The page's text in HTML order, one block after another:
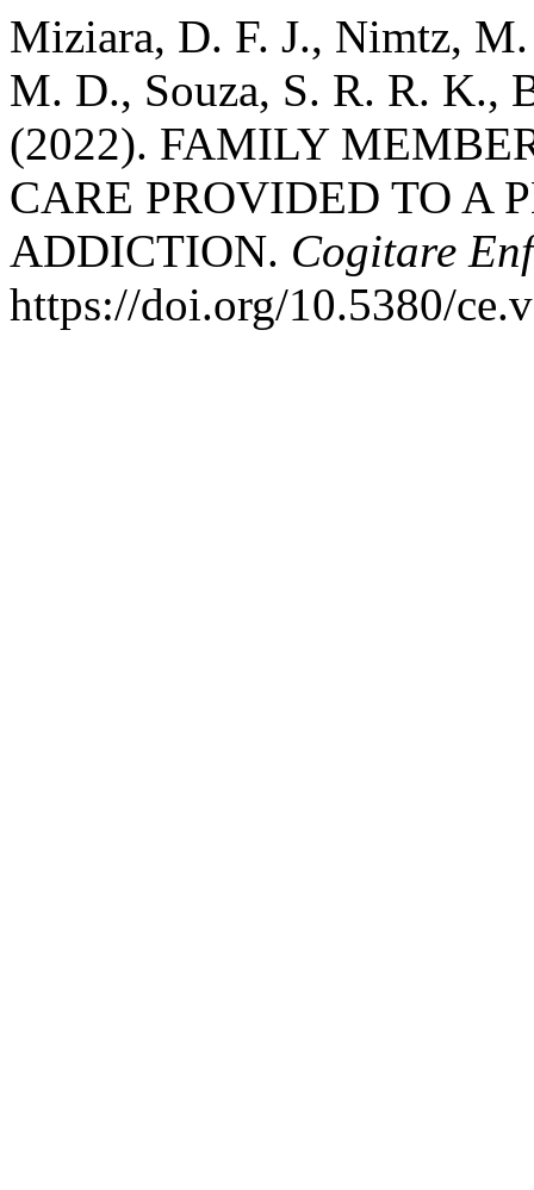
Miziara, D. F. J., Nimtz,
M. D., Souza, S. R. R. K.,
(2022). FAMILY
CARE PROVIDED TO A
ADDICTION. Cogitare
https://doi.org/10.5380/